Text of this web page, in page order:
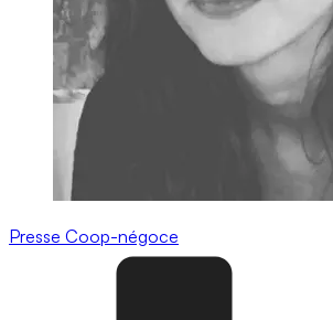
Presse Coop-négoce